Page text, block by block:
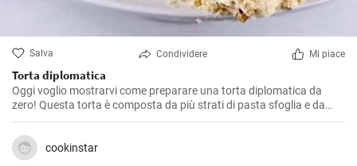
Salva Condividere Mi piace
Torta diplomatica
Oggi voglio mostrarvi come preparare una torta diplomatica da
zero! Questa torta è composta da più strati di pasta sfoglia e da
una crema pasticcera liscia e delicata tra gli strati.
cookinstar